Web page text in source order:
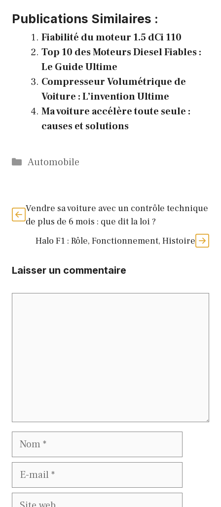
Publications Similaires :
Fiabilité du moteur 1.5 dCi 110
Top 10 des Moteurs Diesel Fiables :
Le Guide Ultime
Compresseur Volumétrique de
Voiture : L’invention Ultime
Ma voiture accélère toute seule :
causes et solutions
Catégories
Automobile
Vendre sa voiture avec un contrôle technique
de plus de 6 mois : que dit la loi ?
Halo F1 : Rôle, Fonctionnement, Histoire
Laisser un commentaire
Nom
E-
Site